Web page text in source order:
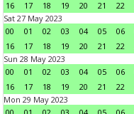
16
17 18 19 20 21 22
Sat 27 May 2023
00
01 02 03 04 05 06
16
17 18 19 20 21 22
Sun 28 May 2023
00
01 02 03 04 05 06
16
17 18 19 20 21 22
Mon 29 May 2023